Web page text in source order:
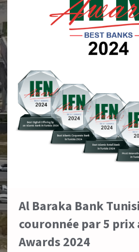
Al Baraka Bank
couronnée par 5 prix
Awards 2024